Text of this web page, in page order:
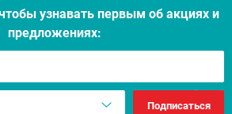
узнавать первым об акцияx и
предложениях:
Подписаться